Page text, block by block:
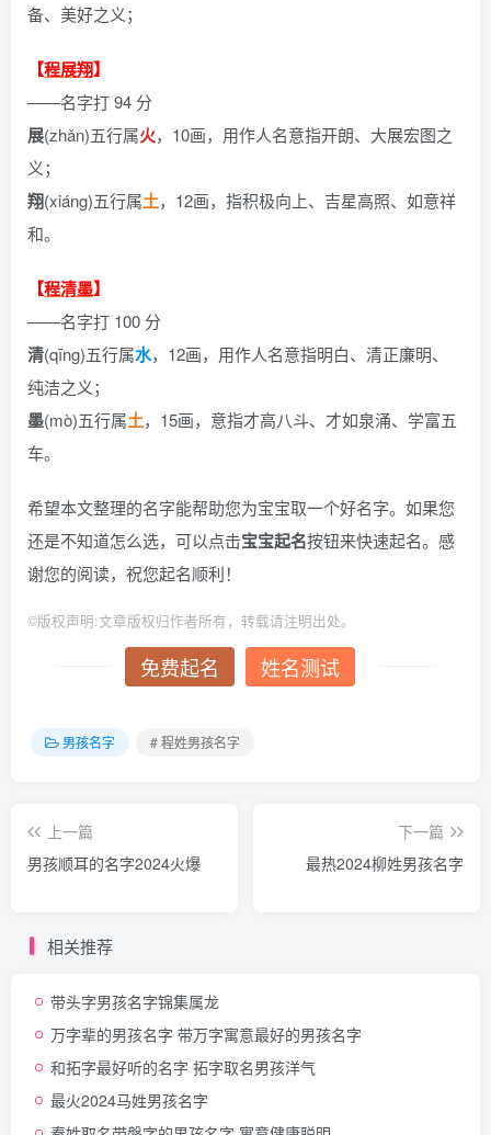
备、美好之义；
【程展翔】
——名字打 94 分
展(zhǎn)五行属火，10画，用作人名意指开朗、大展宏图之
义；
翔(xiáng)五行属土，12画，指积极向上、吉星高照、如意祥
和。
【程清墨】
——名字打 100 分
清(qīng)五行属水，12画，用作人名意指明白、清正廉明、
纯洁之义；
墨(mò)五行属土，15画，意指才高八斗、才如泉涌、学富五
车。
希望本文整理的名字能帮助您为宝宝取一个好名字。如果您
还是不知道怎么选，可以点击宝宝起名按钮来快速起名。感
谢您的阅读，祝您起名顺利！
©版权声明:文章版权归作者所有，转载请注明出处。
免费起名 姓名测试
男孩名字 # 程姓男孩名字
上一篇
男孩顺耳的名字2024火爆
下一篇
最热2024柳姓男孩名字
相关推荐
带头字男孩名字锦集属龙
万字辈的男孩名字 带万字寓意最好的男孩名字
和拓字最好听的名字 拓字取名男孩洋气
最火2024马姓男孩名字